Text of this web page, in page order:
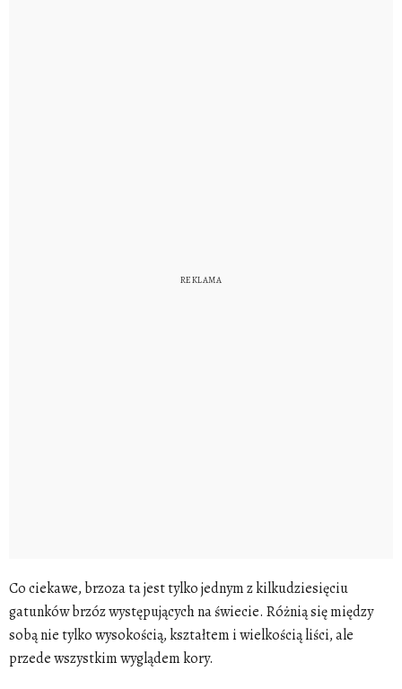
Co ciekawe, brzoza ta jest tylko jednym z kilkudziesięciu
gatunków brzóz występujących na świecie. Różnią się między
sobą nie tylko wysokością, kształtem i wielkością liści, ale
przede wszystkim wyglądem kory.